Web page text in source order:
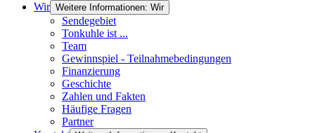
Wir Weitere Informationen: Wir
Sendegebiet
Tonkuhle ist ...
Team
Gewinnspiel - Teilnahmebedingungen
Finanzierung
Geschichte
Zahlen und Fakten
Häufige Fragen
Partner